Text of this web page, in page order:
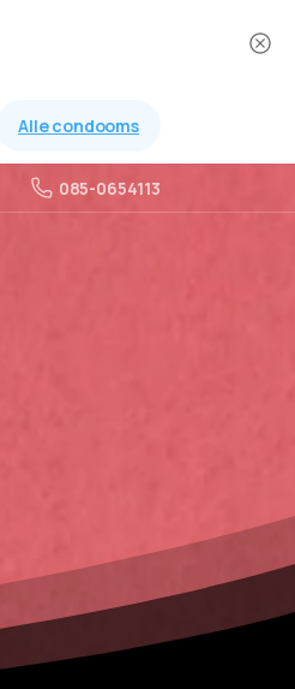
Alle condooms
085-0654113